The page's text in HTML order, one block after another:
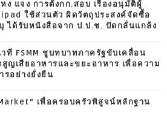
ง แจง การตั้งกก.สอบ เรื่องอนุมัติผู้
ใช้ส่วนตัว ผิดวัตถุประสงค์จัดซื้อ
ได้รับหนังสือจาก ป.ป.ช. ปัดกลั่นแกล้ง
ที FSMM ชูบทบาทภาครัฐขับเคลื่อน
สูญเสียอาหารและขยะอาหาร เพื่อความ
รอย่างยั่งยืน
เพื่อครอบครัวพิสูจน์หลักฐาน